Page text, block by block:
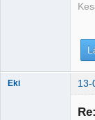
Eki 13-